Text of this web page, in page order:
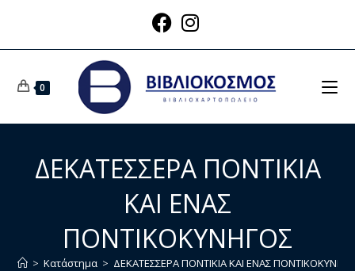
0
ΔΕΚΑΤΕΣΣΕΡΑ ΠΟΝΤΙΚΙΑ
ΚΑΙ ΕΝΑΣ
ΠΟΝΤΙΚΟΚΥΝΗΓΟΣ
> Κατάστημα > ΔΕΚΑΤΕΣΣΕΡΑ ΠΟΝΤΙΚΙΑ ΚΑΙ ΕΝΑΣ